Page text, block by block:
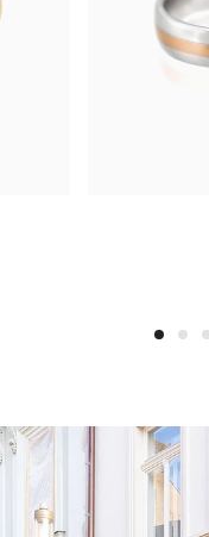
1 2 3